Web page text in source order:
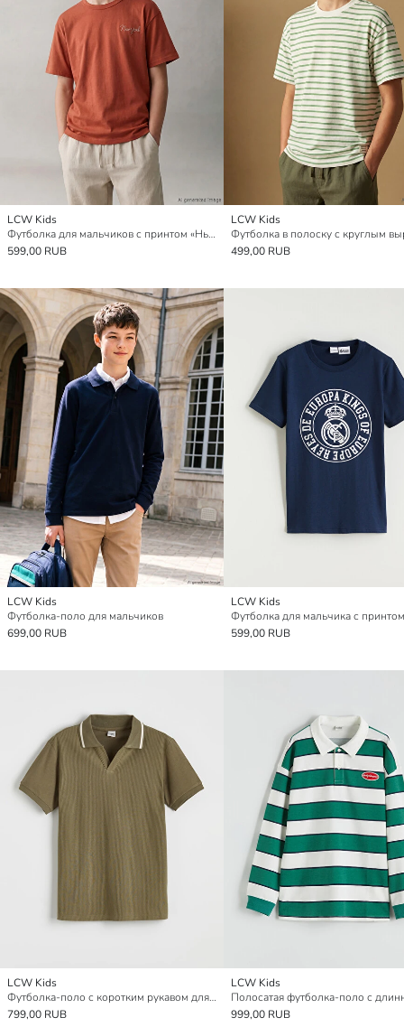
LCW Kids
Футболка для мальчиков с принтом «Нью-Йорк»
599,00 RUB
LCW Kids
499,00 RUB
LCW Kids
Футболка-поло для мальчиков
699,00 RUB
LCW Kids
599,00 RUB
LCW Kids
Футболка-поло с коротким рукавом для мальчиков
799,00 RUB
LCW Kids
999,00 RUB